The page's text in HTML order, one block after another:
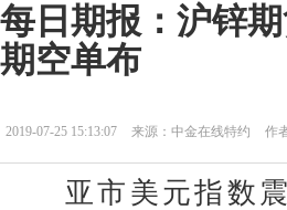
每日期报：沪锌
期空单布
2019-07-25 15:13:07 来源：中金在线特约 作
亚市美元指数震